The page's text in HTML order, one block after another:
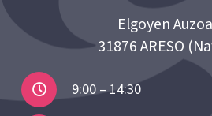
Elgoyen
31876 ARESO
9:00 – 14:30